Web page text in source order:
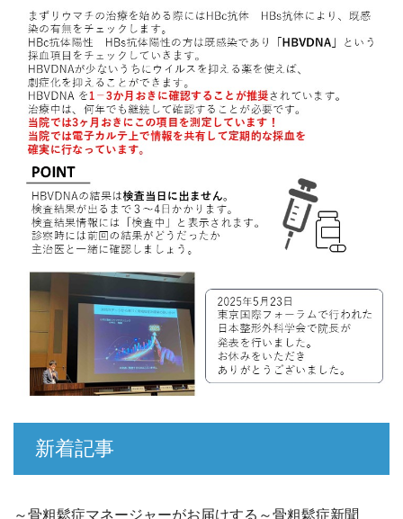
新着記事
～骨粗鬆症マネージャーがお届けする～骨粗鬆症新聞